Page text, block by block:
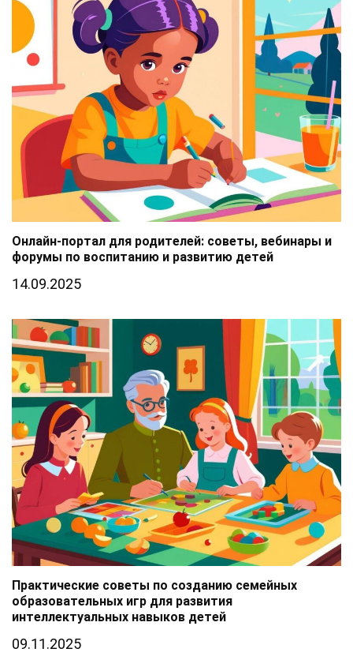
Онлайн-портал для родителей: советы, вебинары и
форумы по воспитанию и развитию детей
14.09.2025
Практические советы по созданию семейных
образовательных игр для развития
интеллектуальных навыков детей
09.11.2025